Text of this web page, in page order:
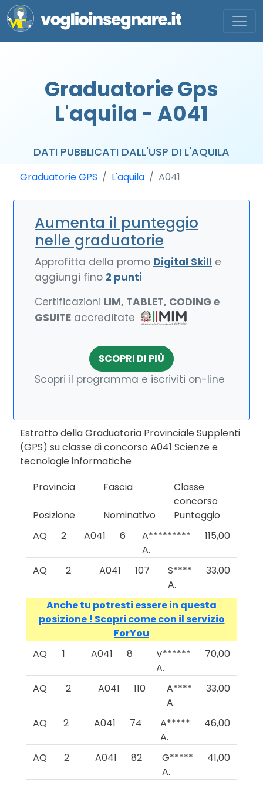
Graduatorie Gps
L'aquila - A041
DATI PUBBLICATI DALL'USP DI L'AQUILA
Graduatorie GPS L'aquila A041
Aumenta il punteggio
nelle graduatorie
Approfitta della promo Digital Skill e
aggiungi fino 2 punti
Certificazioni LIM, TABLET, CODING e
GSUITE accreditate
SCOPRI DI PIÙ
Scopri il programma e iscriviti on-line
Estratto della Graduatoria Provinciale Supplenti
(GPS) su classe di concorso A041 Scienze e
tecnologie informatiche
Provincia
Fascia
Classe
concorso
Posizione
Nominativo
Punteggio
AQ
2 A041 6
A*********
A.
115,00
AQ 2 A041 107
S****
A.
33,00
Anche tu potresti essere in questa
posizione ! Scopri come con il servizio
ForYou
AQ
1 A041 8
V******
A.
70,00
AQ 2 A041 110
A****
A.
33,00
AQ 2 A041 74
A*****
A.
46,00
AQ 2 A041 82
G*****
A.
41,00